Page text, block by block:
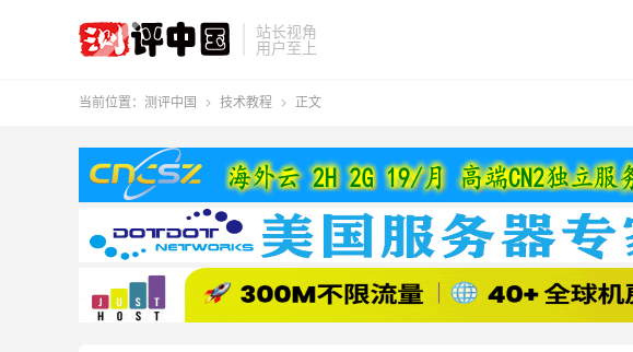
站长视角
用户至上
当前位置： 测评中国  技术教程  正文